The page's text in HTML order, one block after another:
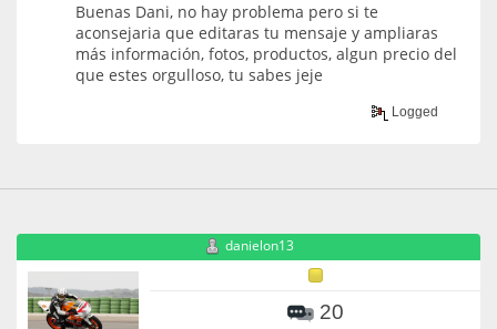
Buenas Dani, no hay problema pero si te
aconsejaria que editaras tu mensaje y ampliaras
más información, fotos, productos, algun precio del
que estes orgulloso, tu sabes jeje
Logged
danielon13
20